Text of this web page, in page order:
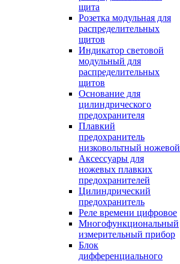
щита
Розетка модульная для
распределительных
щитов
Индикатор световой
модульный для
распределительных
щитов
Основание для
цилиндрического
предохранителя
Плавкий
предохранитель
низковольтный ножевой
Аксессуары для
ножевых плавких
предохранителей
Цилиндрический
предохранитель
Реле времени цифровое
Многофункциональный
измерительный прибор
Блок
дифференциального